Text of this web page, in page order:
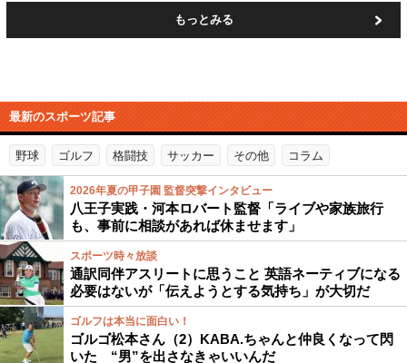
もっとみる
最新のスポーツ記事
野球 ゴルフ 格闘技 サッカー その他 コラム
2026年夏の甲子園 監督突撃インタビュー
八王子実践・河本ロバート監督「ライブや家族旅行
も、事前に相談があれば休ませます」
スポーツ時々放談
通訳同伴アスリートに思うこと 英語ネーティブになる
必要はないが「伝えようとする気持ち」が大切だ
ゴルフは本当に面白い！
ゴルゴ松本さん（2）KABA.ちゃんと仲良くなって閃
いた “男”を出さなきゃいいんだ